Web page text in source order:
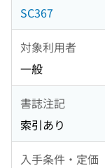
SC367
対象利用者
一般
書誌注記
索引あり
入手条件・定価